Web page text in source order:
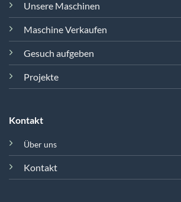
Unsere Maschinen
Maschine Verkaufen
Gesuch aufgeben
Projekte
Kontakt
Über uns
Kontakt